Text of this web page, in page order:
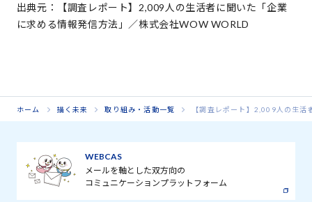
出典元：【調査レポート】2,009人の生活者に聞いた「企業
に求める情報発信方法」／株式会社WOW WORLD
ホーム 描く未来 取り組み・活動一覧 【調査レポート】2,009人の生
WEBCAS
メールを軸とした双方向の
コミュニケーションプラットフォーム